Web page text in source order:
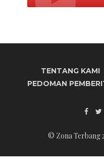
TENTANG KAMI
PEDOMAN
© Zona Terbang